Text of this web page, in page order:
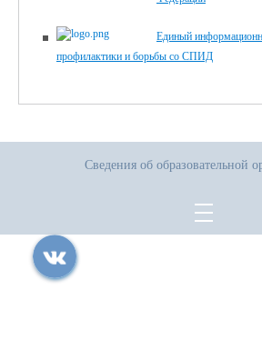
Единый
профилактики и борьбы со СПИД
Сведения об образовательной